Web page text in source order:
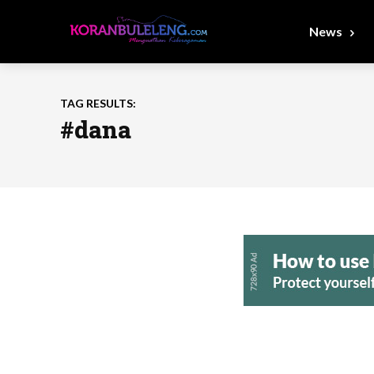
News
TAG RESULTS:
#dana